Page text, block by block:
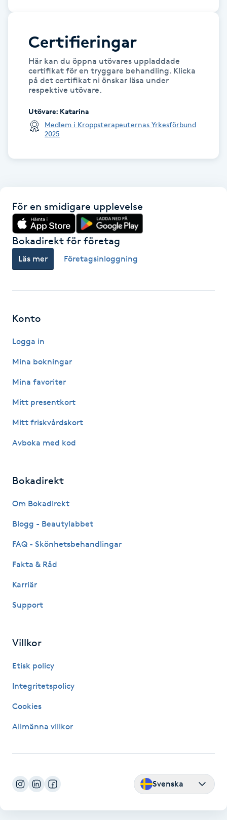
Gellack med förstärkning
Gravidmassage
Gruppträning
Gua Sha-massage
Hatha Yoga
Headspa
Healing
HIFU
Hollywood Peel
Hot yoga
Hudföryngring
Hudvård
Hyperhidros
Hypnos
Hårvård
Hälsa
Idrottsmassage
IPL
Certifieringar
Här kan du öppna utövares uppladdade
certifikat för en tryggare behandling. Klicka
på det certifikat ni önskar läsa under
respektive utövare.
Utövare: Katarina
Medlem i Kroppsterapeuternas Yrkesförbund
2025
För en smidigare upplevelse
Bokadirekt för företag
Läs mer Företagsinloggning
Konto
Logga in
Mina bokningar
Mina favoriter
Mitt presentkort
Mitt friskvårdskort
Avboka med kod
Bokadirekt
Om Bokadirekt
Blogg - Beautylabbet
FAQ - Skönhetsbehandlingar
Fakta & Råd
Karriär
Support
Villkor
Etisk policy
Integritetspolicy
Cookies
Allmänna villkor
Svenska